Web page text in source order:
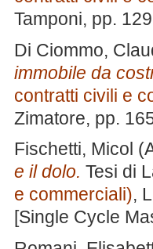
Tamponi, pp.
Di Ciommo,
immobile da
contratti civili e
Zimatore, pp.
Fischetti, Micol
e il dolo. Tesi di
e commerciali),
[Single Cycle